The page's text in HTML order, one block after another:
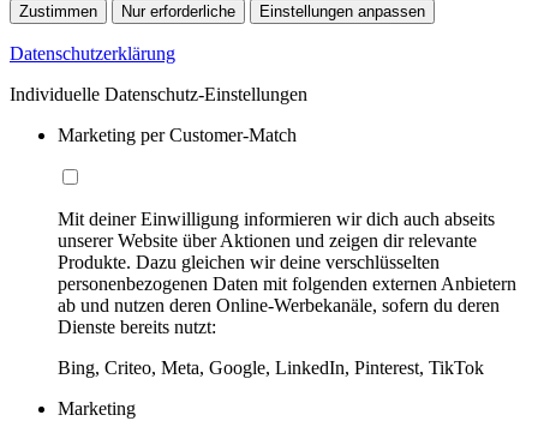
Zustimmen Nur erforderliche Einstellungen anpassen
Datenschutzerklärung
Individuelle Datenschutz-Einstellungen
Marketing per Customer-Match
Mit deiner Einwilligung informieren wir dich auch abseits
unserer Website über Aktionen und zeigen dir relevante
Produkte. Dazu gleichen wir deine verschlüsselten
personenbezogenen Daten mit folgenden externen Anbietern
ab und nutzen deren Online-Werbekanäle, sofern du deren
Dienste bereits nutzt:
Bing, Criteo, Meta, Google, LinkedIn, Pinterest, TikTok
Marketing